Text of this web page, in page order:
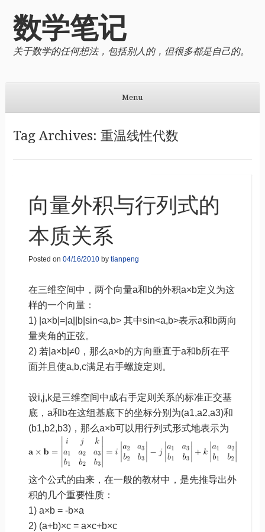
数学笔记
关于数学的任何想法，包括别人的，但很多都是自己的。
Menu
Tag Archives: 重温线性代数
向量外积与行列式的
本质关系
Posted on 04/16/2010by tianpeng
在三维空间中，两个向量a和b的外积a×b定义为这
样的一个向量：
1) |a×b|=|a||b|sin<a,b> 其中sin<a,b>表示a和b两向
量夹角的正弦。
2) 若|a×b|≠0，那么a×b的方向垂直于a和b所在平
面并且使a,b,c满足右手螺旋定则。
设i,j,k是三维空间中成右手定则关系的标准正交基
底，a和b在这组基底下的坐标分别为(a1,a2,a3)和
(b1,b2,b3)，那么a×b可以用行列式形式地表示为
这个公式的由来，在一般的教材中，是先推导出外
积的几个重要性质：
1) a×b = -b×a
2) (a+b)×c = a×c+b×c